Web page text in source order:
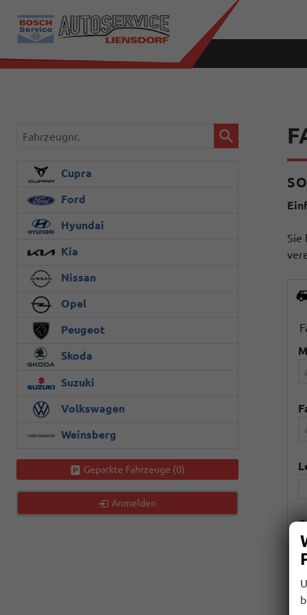
Sie
Fahrzeugnr.
Cupra
Ford
Hyundai
Kia
Nissan
Opel
Peugeot
Skoda
Suzuki
Volkswagen
Weinsberg
Geparkte Fahrzeuge (0)
Anmelden